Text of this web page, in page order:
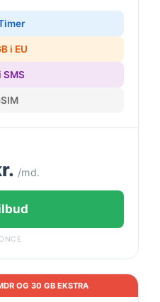
i EU
SMS
/md.
OG 30 GB EKSTRA